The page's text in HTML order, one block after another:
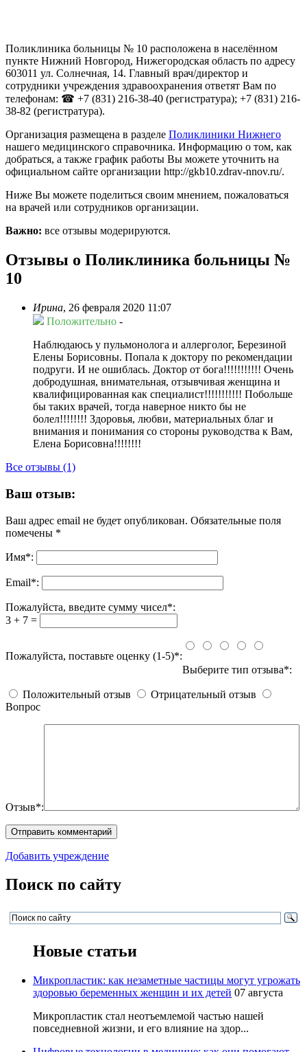
Поликлиника больницы № 10 расположена в населённом
пункте Нижний Новгород, Нижегородская область по адресу
603011 ул. Солнечная, 14. Главный врач/директор и
сотрудники учреждения здравоохранения ответят Вам по
телефонам: ☎ +7 (831) 216-38-40 (регистратура); +7 (831) 216-
38-82 (регистратура).
Организация размещена в разделе Поликлиники Нижнего
нашего медицинского справочника. Информацию о том, как
добраться, а также график работы Вы можете уточнить на
официальном сайте организации http://gkb10.zdrav-nnov.ru/.
Ниже Вы можете поделиться своим мнением, пожаловаться
на врачей или сотрудников организации.
Важно: все отзывы модерируются.
Отзывы о Поликлиника больницы №
10
Ирина, 26 февраля 2020 11:07
Положительно -
Наблюдаюсь у пульмонолога и аллерголог, Березиной
Елены Борисовны. Попала к доктору по рекомендации
подруги. И не ошиблась. Доктор от бога!!!!!!!!!!! Очень
добродушная, внимательная, отзывчивая женщина и
квалифицированная как специалист!!!!!!!!!!! Побольше
бы таких врачей, тогда наверное никто бы не
болел!!!!!!!! Здоровья, любви, материальных благ и
внимания и понимания со стороны руководства к Вам,
Елена Борисовна!!!!!!!!
Все отзывы (1)
Ваш отзыв:
Ваш адрес email не будет опубликован. Обязательные поля
помечены *
Имя*:
Email*:
Пожалуйста, введите сумму чисел*:
3 + 7 =
Пожалуйста, поставьте оценку (1-5)*:
Выберите тип отзыва*:
Положительный отзыв
Отрицательный отзыв
Вопрос
Отзыв*:
Добавить учреждение
Поиск по сайту
Новые статьи
Микропластик: как незаметные частицы могут угрожать
здоровью беременных женщин и их детей 07 августа
Микропластик стал неотъемлемой частью нашей
повседневной жизни, и его влияние на здор...